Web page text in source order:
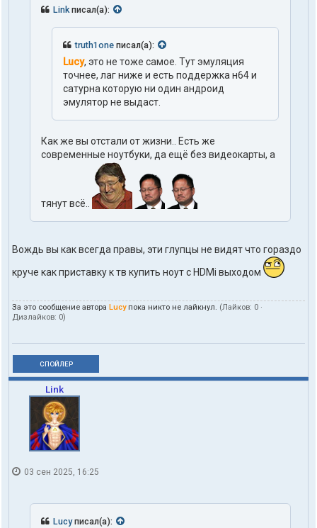
Link писал(а):
truth1one писал(а):
Lucy, это не тоже самое. Тут эмуляция
точнее, лаг ниже и есть поддержка н64 и
сатурна которую ни один андроид
эмулятор не выдаст.
Как же вы отстали от жизни.. Есть же
современные ноутбуки, да ещё без видеокарты, а
тянут всё..
Вождь вы как всегда правы, эти глупцы не видят что гораздо
круче как приставку к тв купить ноут с HDMi выходом
За это сообщение автора Lucyпока никто не лайкнул. (Лайков: 0 ·
Дизлайков: 0)
СПОЙЛЕР
Link
03 сен 2025, 16:25
Lucyписал(а):